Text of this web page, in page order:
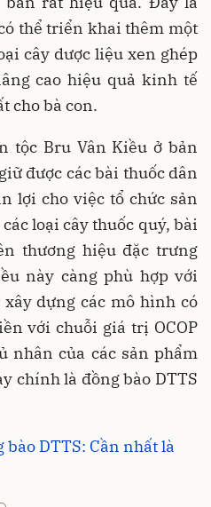
thể triển khai thêm một
cây dược liệu xen ghép
cao hiệu quả kinh tế
cho bà con.
tộc Bru Vân Kiều ở bản
được các bài thuốc dân
lợi cho việc tổ chức sản
loại cây thuốc quý, bài
thương hiệu đặc trưng
này càng phù hợp với
dựng các mô hình có
với chuỗi giá trị OCOP
nhân của các sản phẩm
chính là đồng bào DTTS
DTTS: Cần nhất là